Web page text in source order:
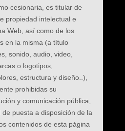
cesionaria, es titular de
propiedad intelectual e
Web, así como de los
en la misma (a título
sonido, audio, video,
o logotipos,
estructura y diseño..),
prohibidas su
y comunicación pública,
puesta a disposición de la
contenidos de esta página